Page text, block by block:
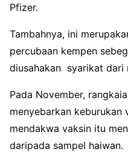
Pfizer.
Tambahnya, ini
percubaan kempen
diusahakan syarikat dari
Pada November,
menyebarkan keburukan
mendakwa vaksin itu
daripada sampel haiwan.